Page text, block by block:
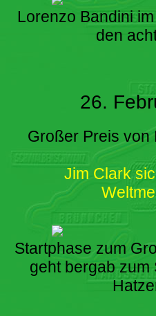
Lorenzo Bandini
den
26.
Großer Preis von
Jim Clark
Startphase zum
geht bergab zum